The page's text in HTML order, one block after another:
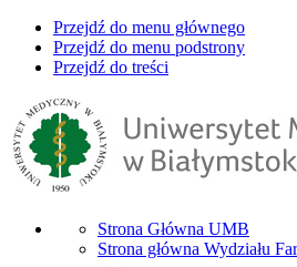
Przejdź do menu głównego
Przejdź do menu podstrony
Przejdź do treści
Strona Główna UMB
Strona główna Wydziału